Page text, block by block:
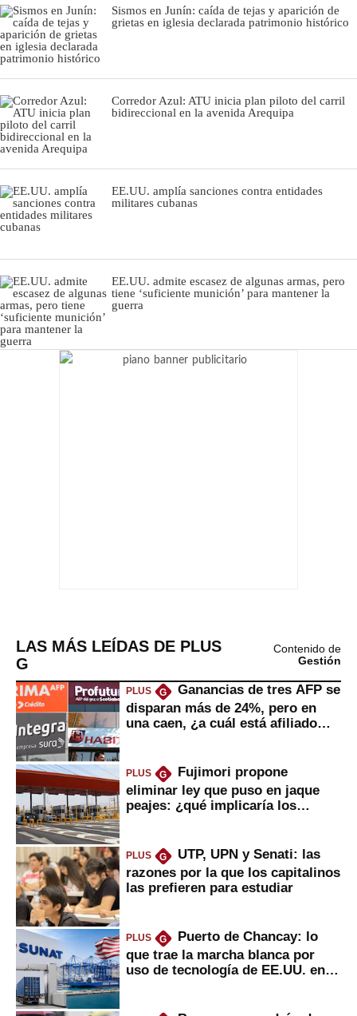
Sismos en Junín: caída de tejas y aparición de
grietas en iglesia declarada patrimonio histórico
Corredor Azul: ATU inicia plan piloto del carril
bidireccional en la avenida Arequipa
EE.UU. amplía sanciones contra entidades
militares cubanas
EE.UU. admite escasez de algunas armas, pero
tiene ‘suficiente munición’ para mantener la
guerra
LAS MÁS LEÍDAS DE PLUS
G
Contenido de
Gestión
PLUS G
Ganancias de tres AFP se
disparan más de 24%, pero en
una caen, ¿a cuál está afiliado
PLUS G
Fujimori propone
eliminar ley que puso en jaque
peajes: ¿qué implicaría los
PLUS G
UTP, UPN y Senati: las
razones por la que los capitalinos
las prefieren para estudiar
PLUS G
Puerto de Chancay: lo
que trae la marcha blanca por
uso de tecnología de EE.UU. en